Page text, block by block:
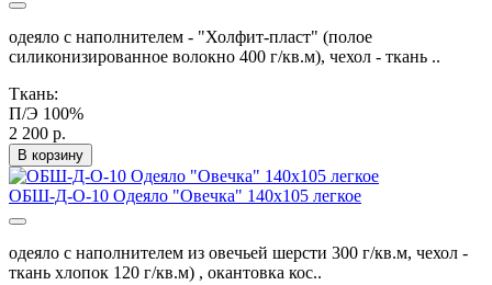
одеяло с наполнителем - "Холфит-пласт" (полое
силиконизированное волокно 400 г/кв.м), чехол - ткань ..
Ткань:
П/Э 100%
2 200 р.
В корзину
ОБШ-Д-О-10 Одеяло "Овечка" 140х105 легкое
одеяло с наполнителем из овечьей шерсти 300 г/кв.м, чехол -
ткань хлопок 120 г/кв.м) , окантовка кос..